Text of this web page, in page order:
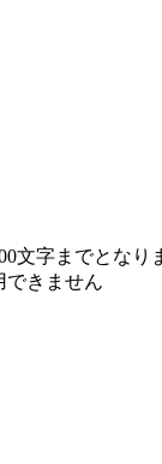
文字までとなり
できません